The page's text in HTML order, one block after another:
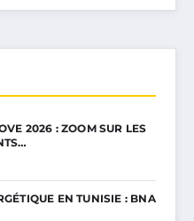
2026 : ZOOM SUR LES
EN TUNISIE : BNA